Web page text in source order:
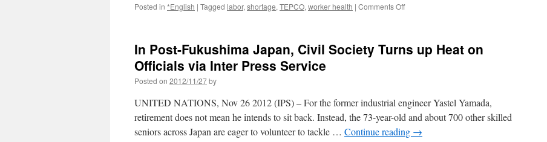
Posted in *English | Tagged labor, shortage, TEPCO, worker health | Comments Offon
up
Fukushima
Decommission
NHK
In Post-Fukushima Japan, Civil Society Turns up Heat on
Officials via Inter Press Service
Posted on 2012/11/27by
UNITED NATIONS, Nov 26 2012 (IPS) – For the former industrial engineer Yastel Yamada,
retirement does not mean he intends to sit back. Instead, the 73-year-old and about 700 other skilled
seniors across Japan are eager to volunteer to tackle … Continue reading →